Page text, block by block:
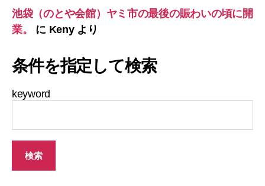
池袋（のとや会館）ヤミ市の最後の賑わいの頃に開
業。
に Kenyより
条件を指定して検索
keyword